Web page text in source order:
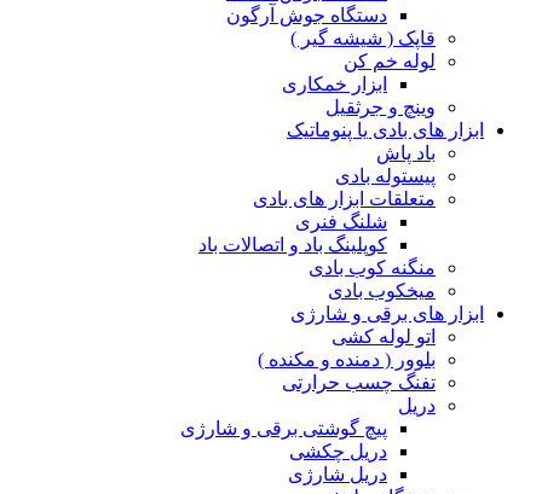
دستگاه جوش آرگون
قاپک ( شیشه گیر )
لوله خم کن
ابزار خمکاری
وینچ و جرثقیل
ابزار های بادی یا پنوماتیک
باد پاش
پیستوله بادی
متعلقات ابزار های بادی
شلنگ فنری
کوپلینگ باد و اتصالات باد
منگنه کوب بادی
میخکوب بادی
ابزار های برقی و شارژی
اتو لوله کشی
بلوور ( دمنده و مکنده )
تفنگ چسب حرارتی
دریل
پیچ گوشتی برقی و شارژی
دریل چکشی
دریل شارژی